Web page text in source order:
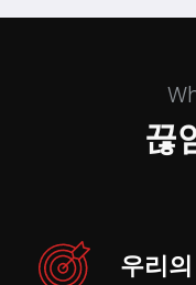
끊
우리